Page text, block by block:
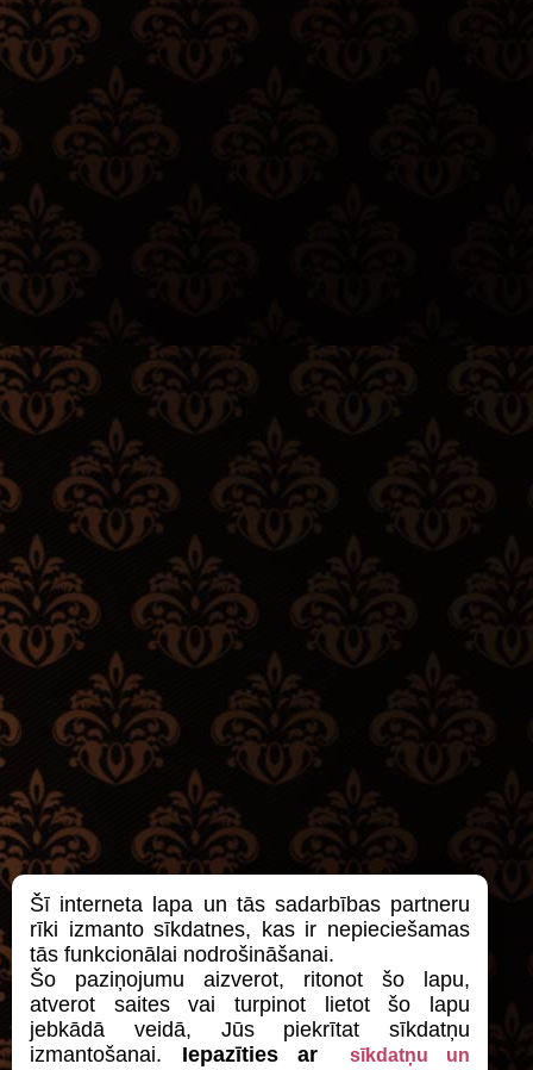
Šī interneta lapa un tās sadarbības partneru
rīki izmanto sīkdatnes, kas ir nepieciešamas
tās funkcionālai nodrošināšanai.
Šo paziņojumu aizverot, ritonot šo lapu,
atverot saites vai turpinot lietot šo lapu
jebkādā veidā, Jūs piekrītat sīkdatņu
izmantošanai. Iepazīties ar
sīkdatņu un